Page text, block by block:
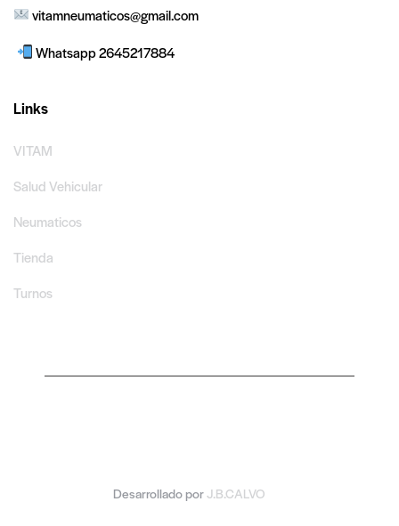
vitamneumaticos@gmail.com
Whatsapp 2645217884
Links
VITAM
Salud Vehicular
Neumaticos
Tienda
Turnos
Desarrollado porJ.B.CALVO